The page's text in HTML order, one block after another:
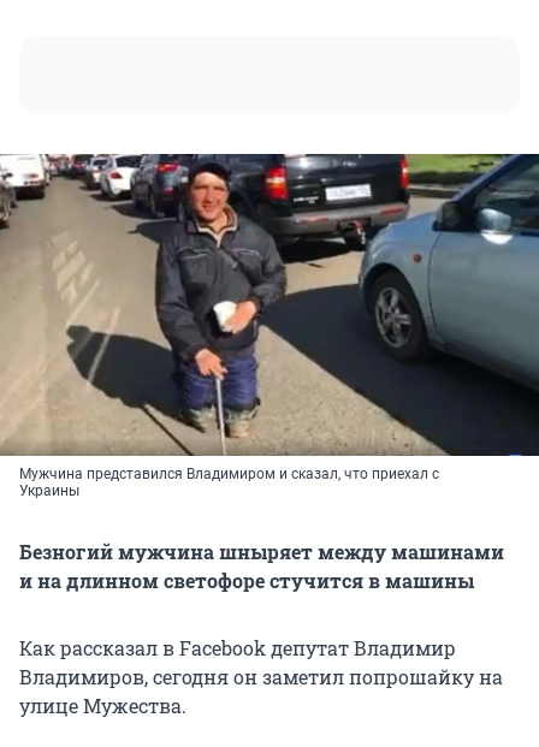
Мужчина представился Владимиром и сказал, что приехал с
Украины
Безногий мужчина шныряет между машинами
и на длинном светофоре стучится в машины
Как рассказал в Facebook депутат Владимир
Владимиров, сегодня он заметил попрошайку на
улице Мужества.